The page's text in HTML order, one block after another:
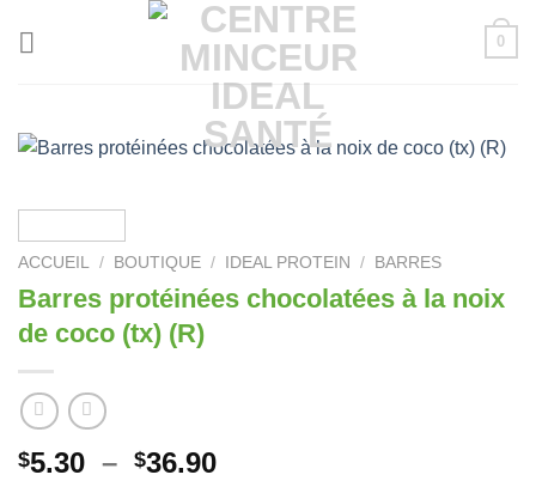
0
ACCUEIL / BOUTIQUE / IDEAL PROTEIN / BARRES
Barres protéinées chocolatées à la noix
de coco (tx) (R)
$5.30 – $36.90Plage